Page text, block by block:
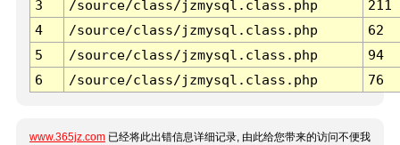
3 /source/class/jzmysql.class.php
211
4
/source/class/jzmysql.class.php
62
5
/source/class/jzmysql.class.php
94
6
/source/class/jzmysql.class.php 76
www.365jz.com 已经将此出错信息详细记录, 由此给您带来的访问不便我